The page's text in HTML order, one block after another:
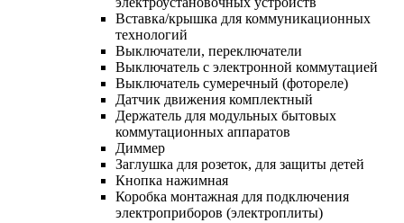
Вставка/крышка для коммуникационных
технологий
Выключатели, переключатели
Выключатель с электронной коммутацией
Выключатель сумеречный (фотореле)
Датчик движения комплектный
Держатель для модульных бытовых
коммутационных аппаратов
Диммер
Заглушка для розеток, для защиты детей
Кнопка нажимная
Коробка монтажная для подключения
электроприборов (электроплиты)